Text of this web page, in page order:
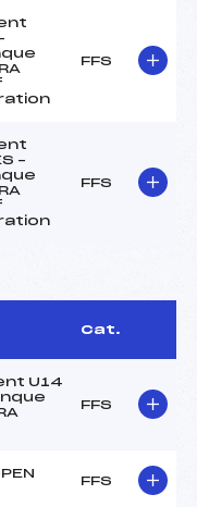
FFS
–
FFS
Cat.
U14
FFS
FFS